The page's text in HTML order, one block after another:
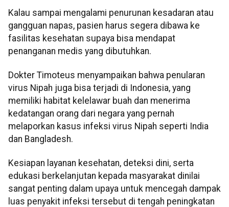
Kalau sampai mengalami penurunan kesadaran atau
gangguan napas, pasien harus segera dibawa ke
fasilitas kesehatan supaya bisa mendapat
penanganan medis yang dibutuhkan.
Dokter Timoteus menyampaikan bahwa penularan
virus Nipah juga bisa terjadi di Indonesia, yang
memiliki habitat kelelawar buah dan menerima
kedatangan orang dari negara yang pernah
melaporkan kasus infeksi virus Nipah seperti India
dan Bangladesh.
Kesiapan layanan kesehatan, deteksi dini, serta
edukasi berkelanjutan kepada masyarakat dinilai
sangat penting dalam upaya untuk mencegah dampak
luas penyakit infeksi tersebut di tengah peningkatan